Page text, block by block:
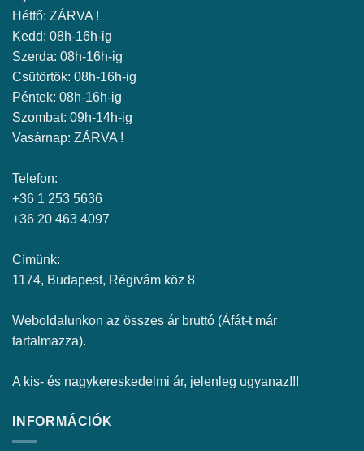
Hétfő: ZÁRVA !
Kedd: 08h-16h-ig
Szerda: 08h-16h-ig
Csütörtök: 08h-16h-ig
Péntek: 08h-16h-ig
Szombat: 09h-14h-ig
Vasárnap: ZÁRVA !
Telefon:
+36 1 253 5636
+36 20 463 4097
Címünk:
1174, Budapest, Régivám köz 8
Weboldalunkon az összes ár bruttó (Áfát-t már
tartalmazza).
A kis- és nagykereskedelmi ár, jelenleg ugyanaz!!!
INFORMÁCIÓK